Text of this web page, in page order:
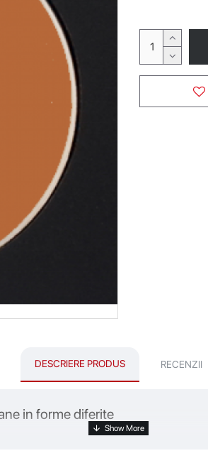
DESCRIERE PRODUS RECENZII
in forme diferite